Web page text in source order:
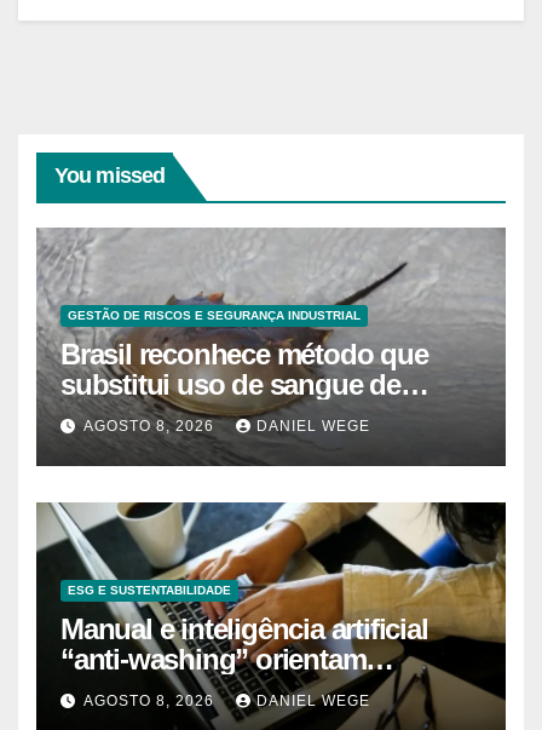
You missed
GESTÃO DE RISCOS E SEGURANÇA INDUSTRIAL
Brasil reconhece método que
substitui uso de sangue de
caranguejo-ferradura em testes
farmacêuticos
AGOSTO 8, 2026 DANIEL WEGE
ESG E SUSTENTABILIDADE
Manual e inteligência artificial
“anti-washing” orientam
empresas
AGOSTO 8, 2026 DANIEL WEGE